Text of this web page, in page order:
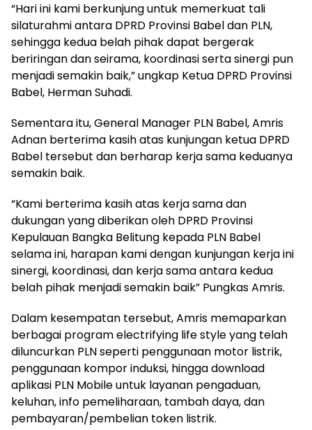
“Hari ini kami berkunjung untuk memerkuat tali
silaturahmi antara DPRD Provinsi Babel dan PLN,
sehingga kedua belah pihak dapat bergerak
beriringan dan seirama, koordinasi serta sinergi pun
menjadi semakin baik,” ungkap Ketua DPRD Provinsi
Babel, Herman Suhadi.
Sementara itu, General Manager PLN Babel, Amris
Adnan berterima kasih atas kunjungan ketua DPRD
Babel tersebut dan berharap kerja sama keduanya
semakin baik.
“Kami berterima kasih atas kerja sama dan
dukungan yang diberikan oleh DPRD Provinsi
Kepulauan Bangka Belitung kepada PLN Babel
selama ini, harapan kami dengan kunjungan kerja ini
sinergi, koordinasi, dan kerja sama antara kedua
belah pihak menjadi semakin baik” Pungkas Amris.
Dalam kesempatan tersebut, Amris memaparkan
berbagai program electrifying life style yang telah
diluncurkan PLN seperti penggunaan motor listrik,
penggunaan kompor induksi, hingga download
aplikasi PLN Mobile untuk layanan pengaduan,
keluhan, info pemeliharaan, tambah daya, dan
pembayaran/pembelian token listrik.